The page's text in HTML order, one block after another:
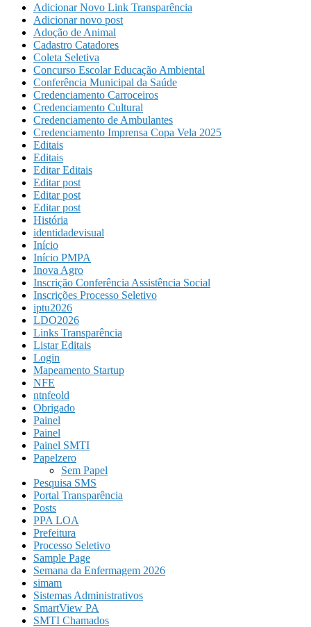
Adicionar Novo Link Transparência
Adicionar novo post
Adoção de Animal
Cadastro Catadores
Coleta Seletiva
Concurso Escolar Educação Ambiental
Conferência Municipal da Saúde
Credenciamento Carroceiros
Credenciamento Cultural
Credenciamento de Ambulantes
Credenciamento Imprensa Copa Vela 2025
Editais
Editais
Editar Editais
Editar post
Editar post
Editar post
História
identidadevisual
Início
Início PMPA
Inova Agro
Inscrição Conferência Assistência Social
Inscrições Processo Seletivo
iptu2026
LDO2026
Links Transparência
Listar Editais
Login
Mapeamento Startup
NFE
ntnfeold
Obrigado
Painel
Painel
Painel SMTI
Papelzero
Sem Papel
Pesquisa SMS
Portal Transparência
Posts
PPA LOA
Prefeitura
Processo Seletivo
Sample Page
Semana da Enfermagem 2026
simam
Sistemas Administrativos
SmartView PA
SMTI Chamados